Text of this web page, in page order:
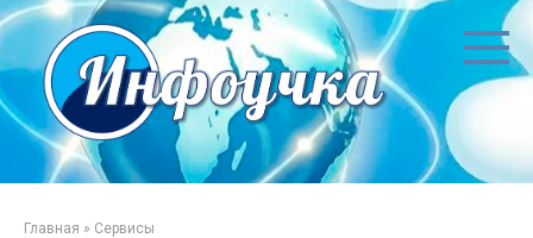
Перейти
к
контенту
Главная » Сервисы